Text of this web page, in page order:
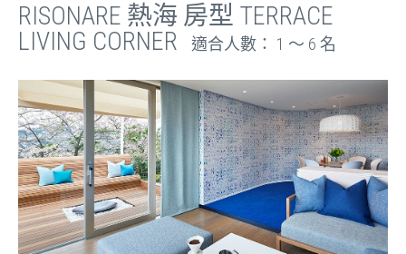
RISONARE 熱海 房型 TERRACE
LIVING CORNER
適合人數： 1 ～ 6 名